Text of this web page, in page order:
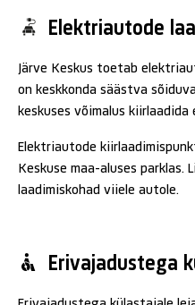
Elektriautode
Järve Keskus toetab
on keskkonda säästva
keskuses võimalus
Elektriautode
Keskuse maa-aluses parklas.
laadimiskohad viiele autole.
Erivajadustega